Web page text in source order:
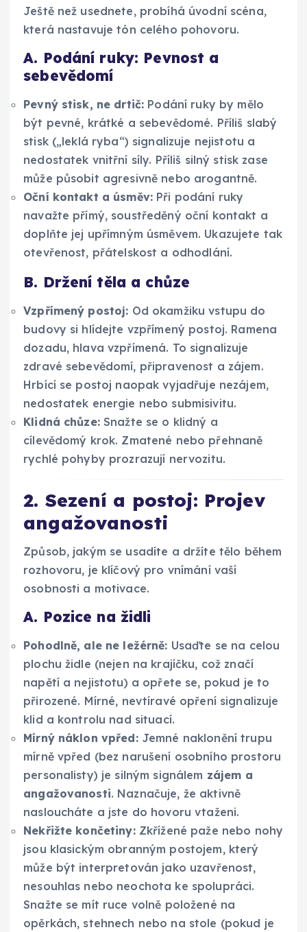
Ještě než usednete, probíhá úvodní scéna,
která nastavuje tón celého pohovoru.
A. Podání ruky: Pevnost a
sebevědomí
Pevný stisk, ne drtič: Podání ruky by mělo
být pevné, krátké a sebevědomé. Příliš slabý
stisk („leklá ryba“) signalizuje nejistotu a
nedostatek vnitřní síly. Příliš silný stisk zase
může působit agresivně nebo arogantně.
Oční kontakt a úsměv: Při podání ruky
navažte přímý, soustředěný oční kontakt a
doplňte jej upřímným úsměvem. Ukazujete tak
otevřenost, přátelskost a odhodlání.
B. Držení těla a chůze
Vzpřímený postoj: Od okamžiku vstupu do
budovy si hlídejte vzpřímený postoj. Ramena
dozadu, hlava vzpřímená. To signalizuje
zdravé sebevědomí, připravenost a zájem.
Hrbící se postoj naopak vyjadřuje nezájem,
nedostatek energie nebo submisivitu.
Klidná chůze:Snažte se o klidný a
cílevědomý krok. Zmatené nebo přehnaně
rychlé pohyby prozrazují nervozitu.
2. Sezení a postoj: Projev
angažovanosti
Způsob, jakým se usadíte a držíte tělo během
rozhovoru, je klíčový pro vnímání vaší
osobnosti a motivace.
A. Pozice na židli
Pohodlně, ale ne ležérně: Usaďte se na celou
plochu židle (nejen na krajíčku, což značí
napětí a nejistotu) a opřete se, pokud je to
přirozené. Mírné, nevtíravé opření signalizuje
klid a kontrolu nad situací.
Mírný náklon vpřed:Jemné naklonění trupu
mírně vpřed (bez narušení osobního prostoru
personalisty) je silným signálem zájem a
angažovanosti. Naznačuje, že aktivně
nasloucháte a jste do hovoru vtaženi.
Nekřižte končetiny:Zkřížené paže nebo nohy
jsou klasickým obranným postojem, který
může být interpretován jako uzavřenost,
nesouhlas nebo neochota ke spolupráci.
Snažte se mít ruce volně položené na
opěrkách, stehnech nebo na stole (pokud je